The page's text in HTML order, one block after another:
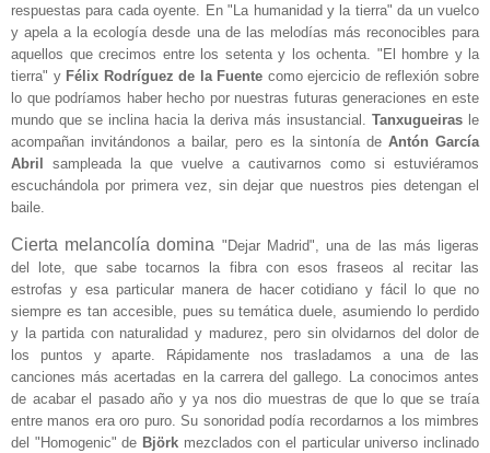
respuestas para cada oyente. En "La humanidad y la tierra" da un vuelco
y apela a la ecología desde una de las melodías más reconocibles para
aquellos que crecimos entre los setenta y los ochenta. "El hombre y la
tierra" y Félix Rodríguez de la Fuente como ejercicio de reflexión sobre
lo que podríamos haber hecho por nuestras futuras generaciones en este
mundo que se inclina hacia la deriva más insustancial. Tanxugueiras le
acompañan invitándonos a bailar, pero es la sintonía deAntón García
Abril sampleada la que vuelve a cautivarnos como si estuviéramos
escuchándola por primera vez, sin dejar que nuestros pies detengan el
baile.
Cierta melancolía domina "Dejar Madrid", una de las más ligeras
del lote, que sabe tocarnos la fibra con esos fraseos al recitar las
estrofas y esa particular manera de hacer cotidiano y fácil lo que no
siempre es tan accesible, pues su temática duele, asumiendo lo perdido
y la partida con naturalidad y madurez, pero sin olvidarnos del dolor de
los puntos y aparte. Rápidamente nos trasladamos a una de las
canciones más acertadas en la carrera del gallego. La conocimos antes
de acabar el pasado año y ya nos dio muestras de que lo que se traía
entre manos era oro puro. Su sonoridad podía recordarnos a los mimbres
del "Homogenic" de Björk mezclados con el particular universo inclinado